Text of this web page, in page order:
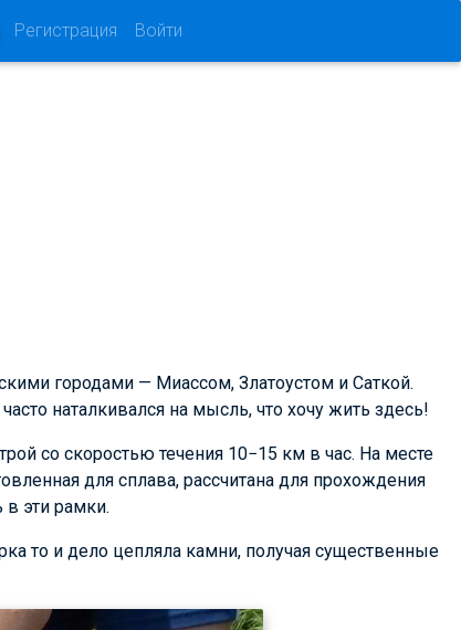
Регистрация Войти
городами — Миассом, Златоустом и Саткой.
наталкивался на мысль, что хочу жить здесь!
со скоростью течения 10−15 км в час. На месте
для сплава, рассчитана для прохождения
в эти рамки.
то и дело цепляла камни, получая существенные